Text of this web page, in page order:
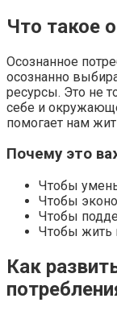
Что такое
Осознанное
осознанно
ресурсы. Это не
себе и
помогает нам
Почему это
Чтобы
Чтобы
Чтобы
Чтобы жить
Как